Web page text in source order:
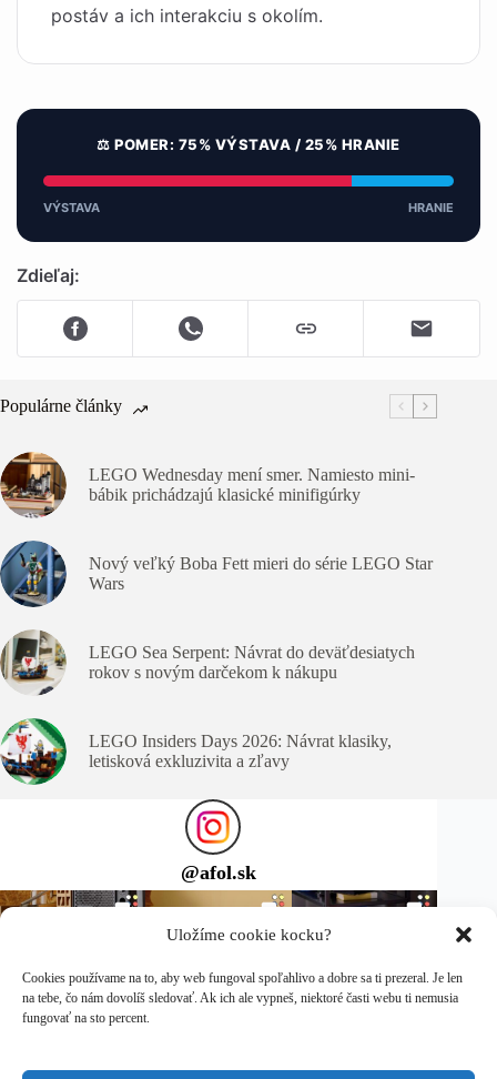
Uložíme cookie kocku?
Cookies používame na to, aby web fungoval spoľahlivo a dobre sa ti prezeral. Je len
na tebe, čo nám dovolíš sledovať. Ak ich ale vypneš, niektoré časti webu ti nemusia
fungovať na sto percent.
postáv a ich interakciu s okolím.
⚖️ POMER: 75% VÝSTAVA / 25% HRANIE
VÝSTAVA HRANIE
Zdieľaj:
Populárne články
LEGO Wednesday mení smer. Namiesto mini-
bábik prichádzajú klasické minifigúrky
Nový veľký Boba Fett mieri do série LEGO Star
Wars
LEGO Sea Serpent: Návrat do deväťdesiatych
rokov s novým darčekom k nákupu
LEGO Insiders Days 2026: Návrat klasiky,
letisková exkluzivita a zľavy
@afol.sk